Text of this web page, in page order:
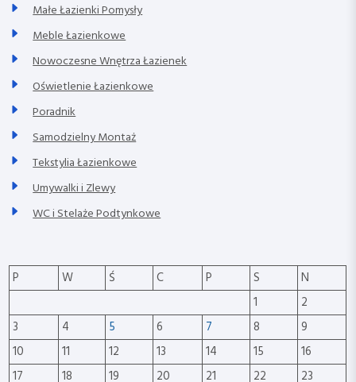
Małe Łazienki Pomysły
Meble Łazienkowe
Nowoczesne Wnętrza Łazienek
Oświetlenie Łazienkowe
Poradnik
Samodzielny Montaż
Tekstylia Łazienkowe
Umywalki i Zlewy
WC i Stelaże Podtynkowe
P W Ś C P S
N
1
2
3
4 5 6 7 8
9
10
11 12 13 14 15
16
17
18 19 20 21 22 23